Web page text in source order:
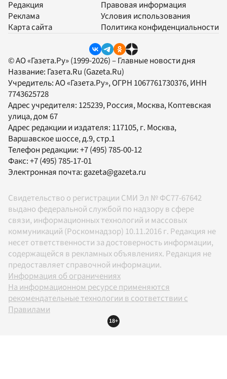
Редакция
Реклама
Карта сайта
Правовая информация
Условия использования
Политика конфиденциальности
© АО «Газета.Ру» (1999-2026) – Главные новости дня
Название: Газета.Ru (Gazeta.Ru)
Учредитель:АО «Газета.Ру», ОГРН 1067761730376, ИНН
7743625728
Адрес учредителя: 125239, Россия, Москва, Коптевская
улица, дом 67
Адрес редакции и издателя: 117105, г. Москва,
Варшавское шоссе, д.9, стр.1
Телефон редакции:+7 (495) 785-00-12
Факс:+7 (495) 785-17-01
Электронная почта:gazeta@gazeta.ru
Свидетельство о регистрации СМИ Эл № ФС77-67642
выдано федеральной службой по надзору в сфере
связи, информационных технологий и массовых
коммуникаций (Роскомнадзор) 10.11.2016 г. Редакция не
несет ответственности за достоверность информации,
содержащейся в рекламных объявлениях. Редакция не
предоставляет справочной информации.
Информация об ограничениях
На информационном ресурсе применяются
рекомендательные технологии в соответствии с
Правилами
18+